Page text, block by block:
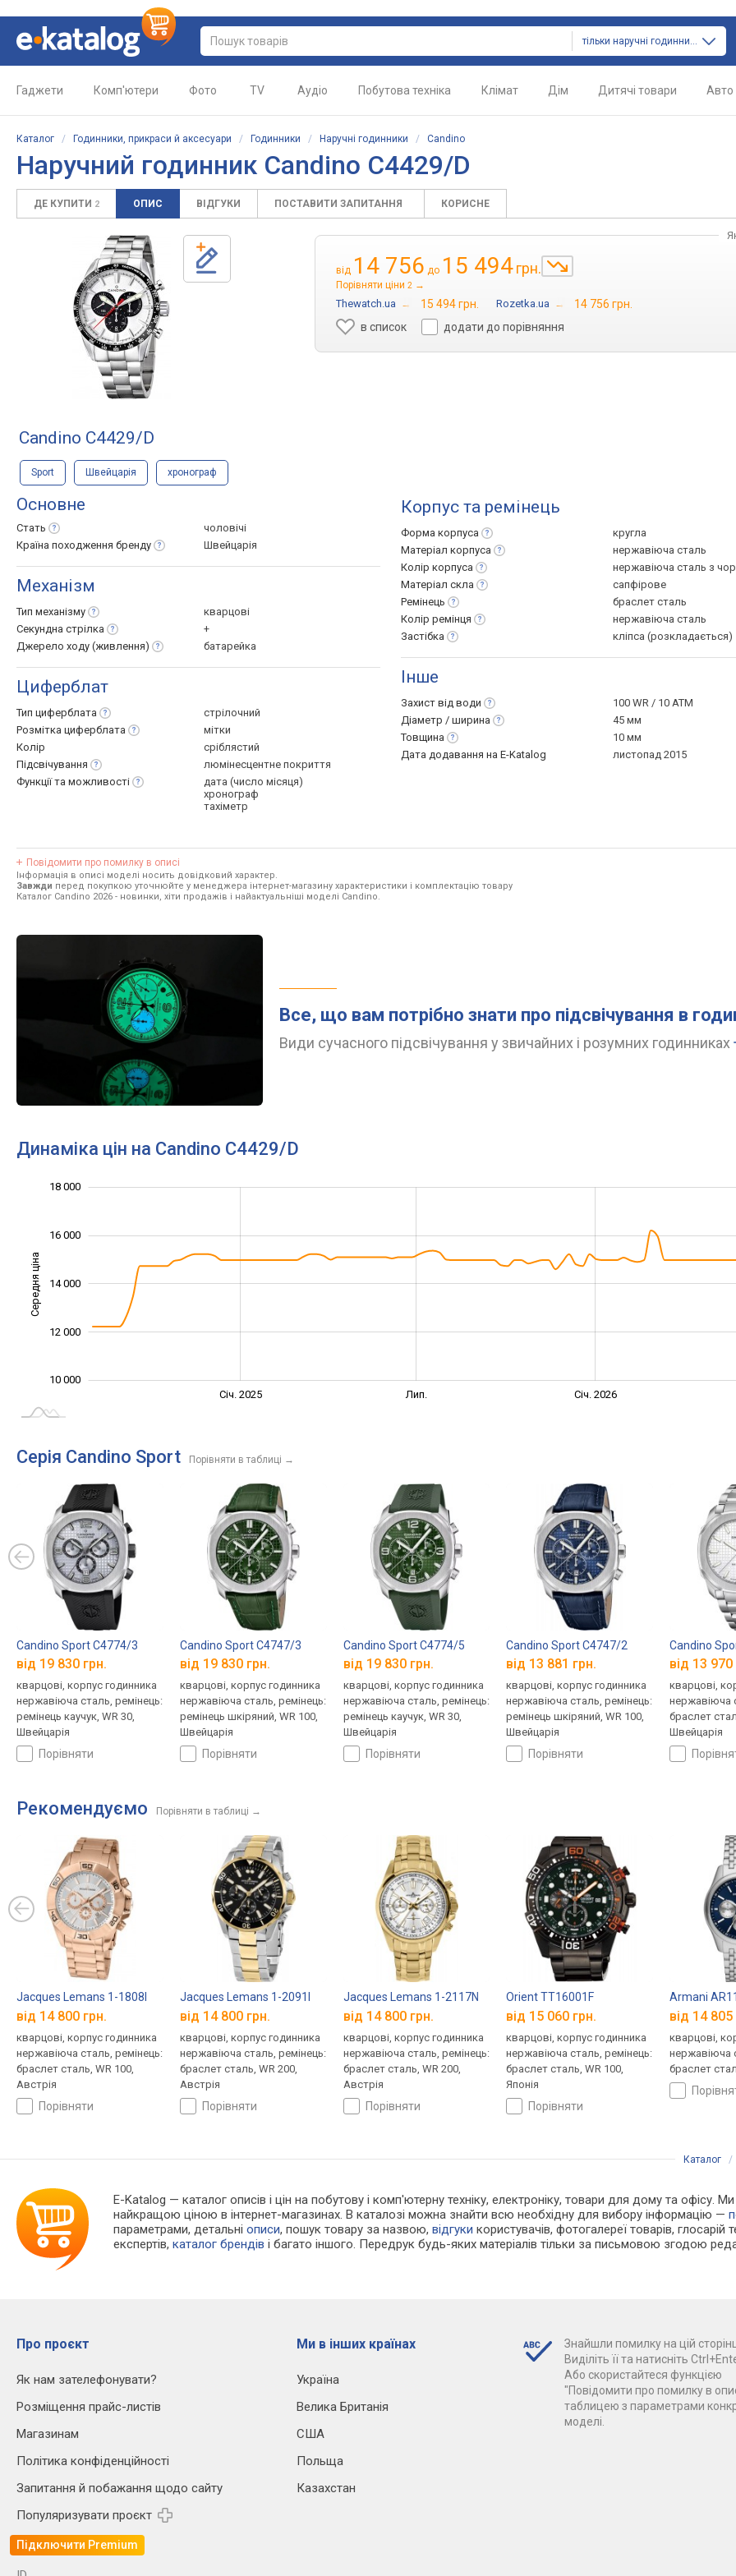
тільки наручні годинники
Гаджети Комп'ютери Фото TV Аудіо Побутова техніка Клімат Дім Дитячі товари Авто
Каталог / Годинники, прикраси й аксесуари / Годинники / Наручні годинники / Candino
Наручний годинник Candino C4429/D
ДЕ КУПИТИ 2 ОПИС ВІДГУКИ ПОСТАВИТИ ЗАПИТАННЯ КОРИСНЕ
від 14 756 до 15 494грн.
Порівняти ціни 2 →
Thewatch.ua → 15 494 грн. Rozetka.ua →
14 756 грн.
в список
додати до порівняння
Candino C4429/D
Sport Швейцарія хронограф
Основне
Стать
чоловічі
Країна походження бренду Швейцарія
Механізм
Тип механізму
кварцові
Секундна стрілка
+
Джерело ходу (живлення) батарейка
Циферблат
Тип циферблата
стрілочний
Розмітка циферблата
мітки
Колір
сріблястий
Підсвічування
люмінесцентне покриття
Функції та можливості
дата (число місяця)
хронограф
тахіметр
Корпус та ремінець
Форма корпуса
кругла
Матеріал корпуса
нержавіюча сталь
Колір корпуса
нержавіюча сталь з
Матеріал скла
сапфірове
Ремінець
браслет сталь
Колір ремінця
нержавіюча сталь
Застібка
кліпса (розкладається)
Інше
Захист від води
100 WR / 10 ATM
Діаметр / ширина
45 мм
Товщина
10 мм
Дата додавання на E-Katalog
листопад 2015
Повідомити про помилку в описі
Інформація в описі моделі носить довідковий характер.
Завжди перед покупкою уточнюйте у менеджера інтернет-магазину характеристики і комплектацію товару
Каталог Candino 2026 - новинки, хіти продажів і найактуальніші моделі Candino.
Все, що вам потрібно знати про підсвічування в
Види сучасного підсвічування у звичайних і розумних годинниках
Динаміка цін на Candino C4429/D
Середня ціна 10 000
10 000
12 000
14 000
16 000
18 000
Січ. 2025 Лип. Січ. 2026
Серія Candino Sport Порівняти в таблиці →
Candino Sport C4774/3
від 19 830 грн.
кварцові, корпус годинника
нержавіюча сталь, ремінець:
ремінець каучук, WR 30,
Швейцарія
порівняти
Candino Sport C4747/3
від 19 830 грн.
кварцові, корпус годинника
нержавіюча сталь, ремінець:
ремінець шкіряний, WR 100,
Швейцарія
порівняти
Candino Sport C4774/5
від 19 830 грн.
кварцові, корпус годинника
нержавіюча сталь, ремінець:
ремінець каучук, WR 30,
Швейцарія
порівняти
Candino Sport C4747/2
від 13 881 грн.
кварцові, корпус годинника
нержавіюча сталь, ремінець:
ремінець шкіряний, WR 100,
Швейцарія
порівняти
Candino
від 13 970
кварцові,
нержавіюча
браслет
Швейцарія
Рекомендуємо Порівняти в таблиці →
Jacques Lemans 1-1808I
від 14 800 грн.
кварцові, корпус годинника
нержавіюча сталь, ремінець:
браслет сталь, WR 100,
Австрія
порівняти
Jacques Lemans 1-2091I
від 14 800 грн.
кварцові, корпус годинника
нержавіюча сталь, ремінець:
браслет сталь, WR 200,
Австрія
порівняти
Jacques Lemans 1-2117N
від 14 800 грн.
кварцові, корпус годинника
нержавіюча сталь, ремінець:
браслет сталь, WR 200,
Австрія
порівняти
Orient TT16001F
від 15 060 грн.
кварцові, корпус годинника
нержавіюча сталь, ремінець:
браслет сталь, WR 100,
Японія
порівняти
Armani
від 14 805
кварцові,
нержавіюча
браслет
Каталог
E-Katalog — каталог описів і цін на побутову і комп'ютерну техніку, електроніку, товари для дому та офісу.
найкращою ціною в інтернет-магазинах. В каталозі можна знайти всю необхідну для вибору інформацію —
параметрами, детальніописи, пошук товару за назвою,відгуки користувачів, фотогалереї товарів, глосарій
експертів,каталог брендів і багато іншого. Передрук будь-яких матеріалів тільки за письмовою згодою
Про проєкт
Як нам зателефонувати?
Розміщення прайс-листів
Магазинам
Політика конфіденційності
Запитання й побажання щодо сайту
Популяризувати проєкт
Підключити Premium
Ми в інших країнах
Україна
Велика Британія
США
Польща
Казахстан
Знайшли помилку на цій
Виділіть її та натисніть
Або скористайтеся функцією
"Повідомити про помилку в
таблицею з параметрами
моделі.